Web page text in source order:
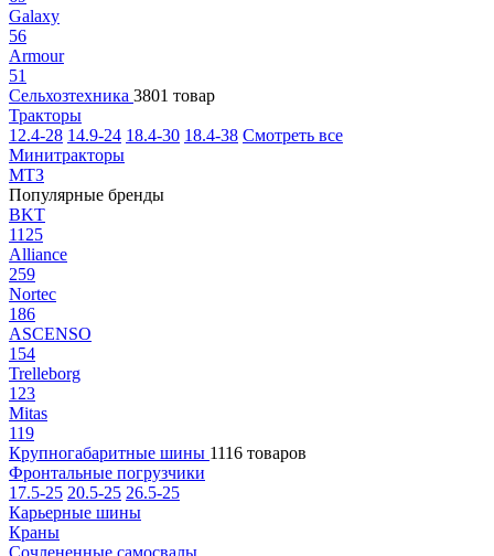
Galaxy
56
Armour
51
Сельхозтехника 3801 товар
Тракторы
12.4-28 14.9-24 18.4-30 18.4-38 Смотреть все
Минитракторы
МТЗ
Популярные бренды
BKT
1125
Alliance
259
Nortec
186
ASCENSO
154
Trelleborg
123
Mitas
119
Крупногабаритные шины 1116 товаров
Фронтальные погрузчики
17.5-25 20.5-25 26.5-25
Карьерные шины
Краны
Сочлененные самосвалы